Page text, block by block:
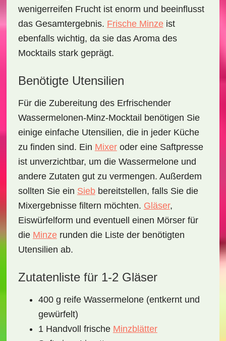
wenigerreifen Frucht ist enorm und beeinflusst
das Gesamtergebnis. Frische Minzeist
ebenfalls wichtig, da sie das Aroma des
Mocktails stark geprägt.
Benötigte Utensilien
Für die Zubereitung des Erfrischender
Wassermelonen-Minz-Mocktail benötigen Sie
einige einfache Utensilien, die in jeder Küche
zu finden sind. Ein Mixeroder eine Saftpresse
ist unverzichtbar, um die Wassermelone und
andere Zutaten gut zu vermengen. Außerdem
sollten Sie ein Siebbereitstellen, falls Sie die
Mixergebnisse filtern möchten. Gläser,
Eiswürfelform und eventuell einen Mörser für
die Minzerunden die Liste der benötigten
Utensilien ab.
Zutatenliste für 1-2 Gläser
400 g reife Wassermelone (entkernt und
gewürfelt)
1 Handvoll frische Minzblätter